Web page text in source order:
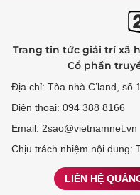
Trang tin tức giải trí xã
Cổ phần
Địa chỉ: Tòa nhà C’land,
Điện thoại: 094 388 8166
Email: 2sao@vietnamnet.vn
Chịu trách nhiệm nội dung:
LIÊN HỆ